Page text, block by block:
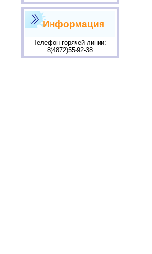
Информация
Телефон горячей линии:
8(4872)55-92-38